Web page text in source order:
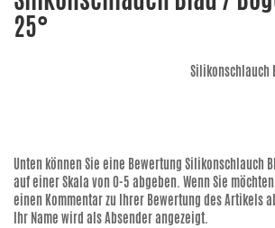
25°
Silikonschlauch
Unten können Sie eine Bewertung Silikonschlauch
auf einer Skala von 0-5 abgeben. Wenn Sie
einen Kommentar zu Ihrer Bewertung des Artikels
Ihr Name wird als Absender angezeigt.